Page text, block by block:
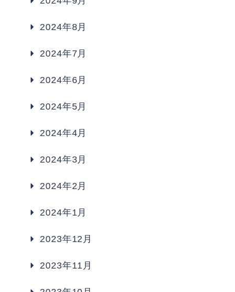
2024年8月
2024年7月
2024年6月
2024年5月
2024年4月
2024年3月
2024年2月
2024年1月
2023年12月
2023年11月